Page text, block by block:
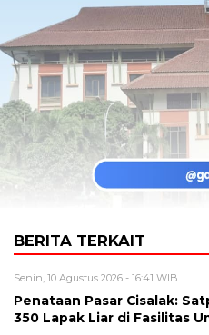
BERITA TERKAIT
Senin, 10 Agustus 2026 - 16:41 WIB
Penataan Pasar Cisalak:
350 Lapak Liar di Fasilitas